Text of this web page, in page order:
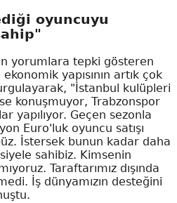
oyuncuyu
yorumlara tepki gösteren
yapısının artık çok
"İstanbul kulüpleri
konuşmuyor, Trabzonspor
yapılıyor. Geçen sezonla
Euro'luk oyuncu satışı
İstersek bunun kadar daha
sahibiz. Kimsenin
Taraftarımız dışında
İş dünyamızın desteğini